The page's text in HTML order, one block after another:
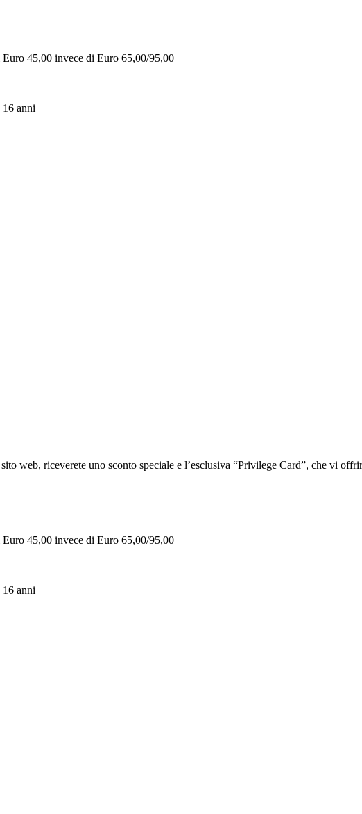
45,00 invece di Euro 65,00/95,00
16 anni
web, riceverete uno sconto speciale e l’esclusiva “Privilege Card”, che vi
45,00 invece di Euro 65,00/95,00
16 anni